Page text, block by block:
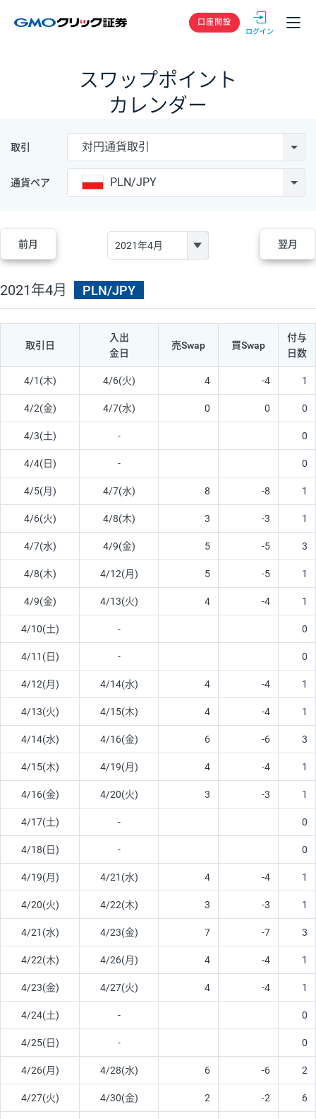
GMOクリック
口座開設
スワップポイント
カレンダー
取引 対円通貨取引
通貨ペア PLN/JPY
前月 翌月
2021年4月 PLN/JPY
取引日
入出
金日
売Swap 買Swap
付与
日数
4/1(木) 4/6(火) 4 -4 1
4/2(金) 4/7(水) 0 0 0
4/3(土) - 0
4/4(日) - 0
4/5(月) 4/7(水) 8 -8 1
4/6(火) 4/8(木) 3 -3 1
4/7(水) 4/9(金) 5 -5 3
4/8(木) 4/12(月) 5 -5 1
4/9(金) 4/13(火) 4 -4 1
4/10(土) - 0
4/11(日) - 0
4/12(月) 4/14(水) 4 -4 1
4/13(火) 4/15(木) 4 -4 1
4/14(水) 4/16(金) 6 -6 3
4/15(木) 4/19(月) 4 -4 1
4/16(金) 4/20(火) 3 -3 1
4/17(土) - 0
4/18(日) - 0
4/19(月) 4/21(水) 4 -4 1
4/20(火) 4/22(木) 3 -3 1
4/21(水) 4/23(金) 7 -7 3
4/22(木) 4/26(月) 4 -4 1
4/23(金) 4/27(火) 4 -4 1
4/24(土) - 0
4/25(日) - 0
4/26(月) 4/28(水) 6 -6 2
4/27(火) 4/30(金) 2 -2 6